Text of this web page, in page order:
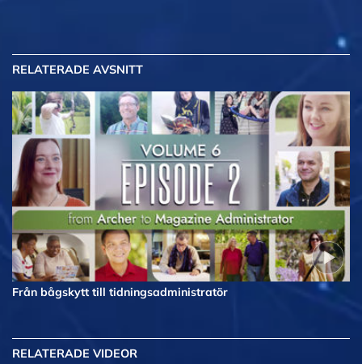
RELATERADE AVSNITT
Från bågskytt till tidningsadministratör
RELATERADE VIDEOR